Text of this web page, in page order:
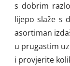
s dobrim
lijepo slaže s
asortiman
u prugastim
i provjerite